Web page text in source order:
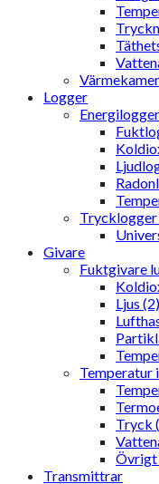
Logger
Trycklogger
Givare
Fuktgivare
Ljus (2)
Temperatur
Tryck
Övrigt
Transmittrar